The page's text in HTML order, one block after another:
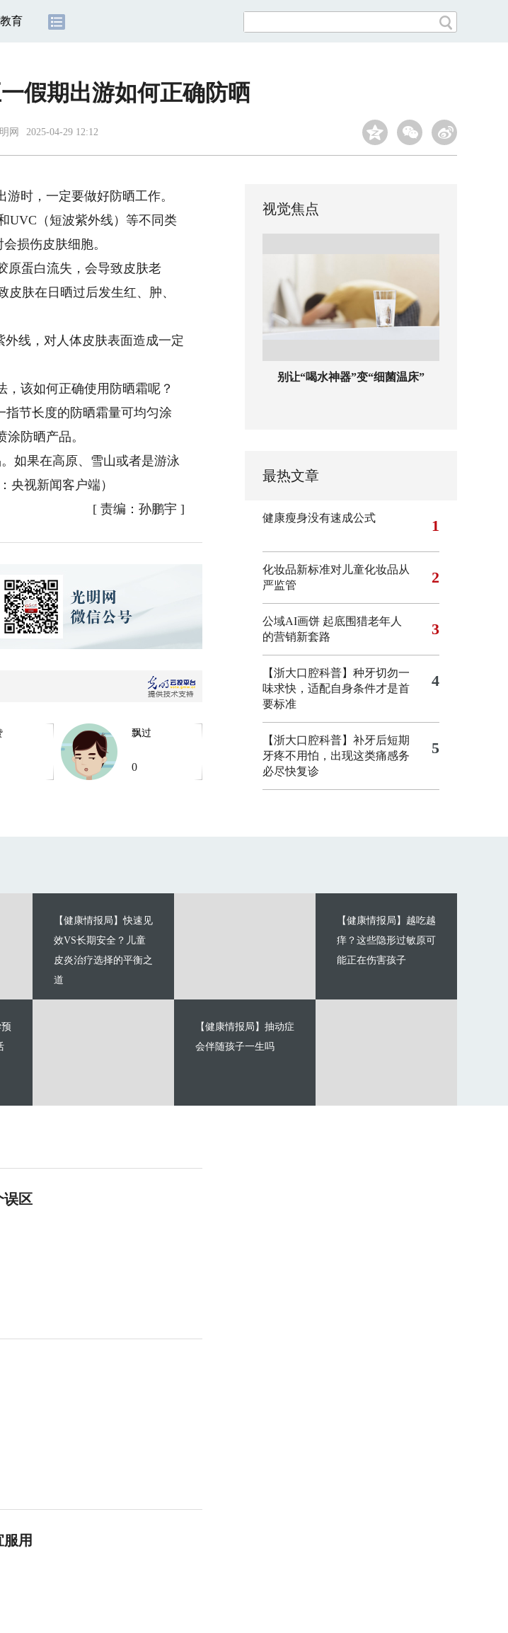
教育
假期出游如何正确防晒
网 2025-04-29 12:12
时，一定要做好防晒工作。
UVC（短波紫外线）等不同类
损伤皮肤细胞。
蛋白流失，会导致皮肤老
肤在日晒过后发生红、肿、
线，对人体皮肤表面造成一定
该如何正确使用防晒霜呢？
指节长度的防晒霜量可均匀涂
防晒产品。
如果在高原、雪山或者是游泳
央视新闻客户端）
[ 责编：孙鹏宇 ]
飘过
0
视觉焦点
别让“喝水神器”变“细菌温床”
最热文章
健康瘦身没有速成公式 1
化妆品新标准对儿童化妆品从
严监管
2
公域AI画饼 起底围猎老年人
的营销新套路
3
【浙大口腔科普】种牙切勿一
味求快，适配自身条件才是首
要标准
4
【浙大口腔科普】补牙后短期
牙疼不用怕，出现这类痛感务
必尽快复诊
5
【健康情报局】快速见
效VS长期安全？儿童
皮炎治疗选择的平衡之
道
【健康情报局】越吃越
痒？这些隐形过敏原可
能正在伤害孩子
【健康情报局】抽动症
会伴随孩子一生吗
误区
用